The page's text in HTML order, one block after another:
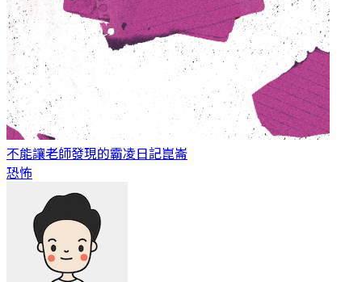
不能讓老師發現的霸凌日記崑崙
恐怖